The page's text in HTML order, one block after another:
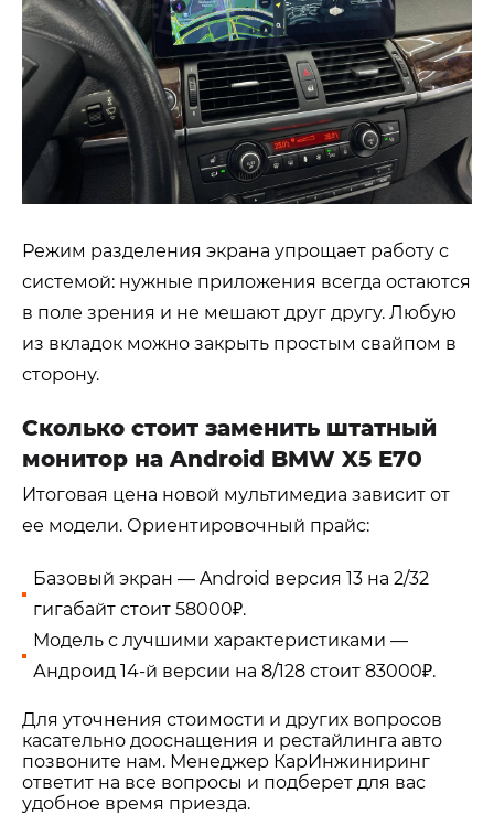
Режим разделения экрана упрощает работу с
системой: нужные приложения всегда остаются
в поле зрения и не мешают друг другу. Любую
из вкладок можно закрыть простым свайпом в
сторону.
Сколько стоит заменить штатный
монитор на Android BMW X5 E70
Итоговая цена новой мультимедиа зависит от
ее модели. Ориентировочный прайс:
Базовый экран — Android версия 13 на 2/32
гигабайт стоит 58000₽.
Модель с лучшими характеристиками —
Андроид 14-й версии на 8/128 стоит 83000₽.
Для уточнения стоимости и других вопросов
касательно дооснащения и рестайлинга авто
позвоните нам. Менеджер КарИнжиниринг
ответит на все вопросы и подберет для вас
удобное время приезда.